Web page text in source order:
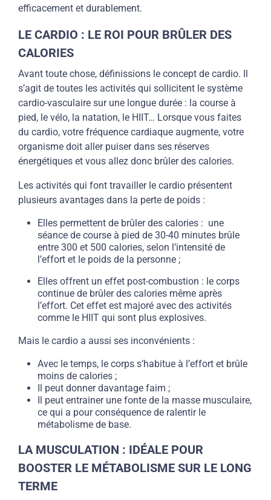
efficacement et durablement.
LE CARDIO : LE ROI POUR BRÛLER DES
CALORIES
Avant toute chose, définissions le concept de cardio. Il
s’agit de toutes les activités qui sollicitent le système
cardio-vasculaire sur une longue durée : la course à
pied, le vélo, la natation, le HIIT… Lorsque vous faites
du cardio, votre fréquence cardiaque augmente, votre
organisme doit aller puiser dans ses réserves
énergétiques et vous allez donc brûler des calories.
Les activités qui font travailler le cardio présentent
plusieurs avantages dans la perte de poids :
Elles permettent de brûler des calories : une
séance de course à pied de 30-40 minutes brûle
entre 300 et 500 calories, selon l’intensité de
l’effort et le poids de la personne ;
Elles offrent un effet post-combustion : le corps
continue de brûler des calories même après
l’effort. Cet effet est majoré avec des activités
comme le HIIT qui sont plus explosives.
Mais le cardio a aussi ses inconvénients :
Avec le temps, le corps s’habitue à l’effort et brûle
moins de calories ;
Il peut donner davantage faim ;
Il peut entrainer une fonte de la masse musculaire,
ce qui a pour conséquence de ralentir le
métabolisme de base.
LA MUSCULATION : IDÉALE POUR
BOOSTER LE MÉTABOLISME SUR LE LONG
TERME